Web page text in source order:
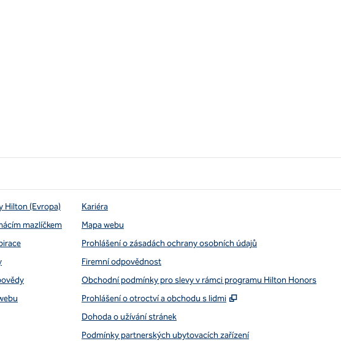
Hilton (Evropa)
mazlíčkem
Kariéra
Mapa webu
Prohlášení o zásadách ochrany osobních údajů
Firemní odpovědnost
Obchodní podmínky pro slevy v rámci programu Hilton Honors
Prohlášení o otroctví a obchodu s lidmi
,
Dohoda o užívání stránek
Podmínky partnerských ubytovacích zařízení